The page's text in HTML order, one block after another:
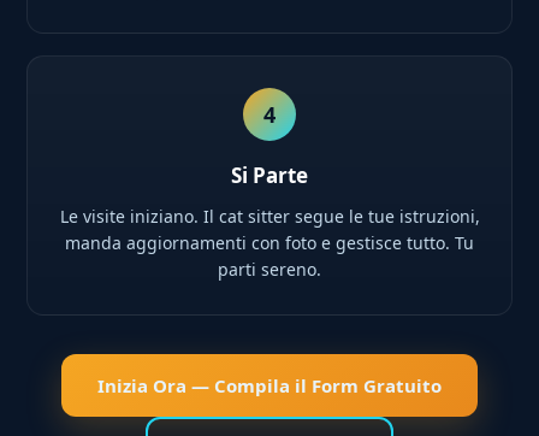
4
Si Parte
Le visite iniziano. Il cat sitter segue le tue istruzioni,
manda aggiornamenti con foto e gestisce tutto. Tu
parti sereno.
Inizia Ora — Compila il Form Gratuito